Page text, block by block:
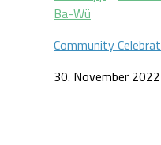
Ba-Wü
Community
30. November 2022